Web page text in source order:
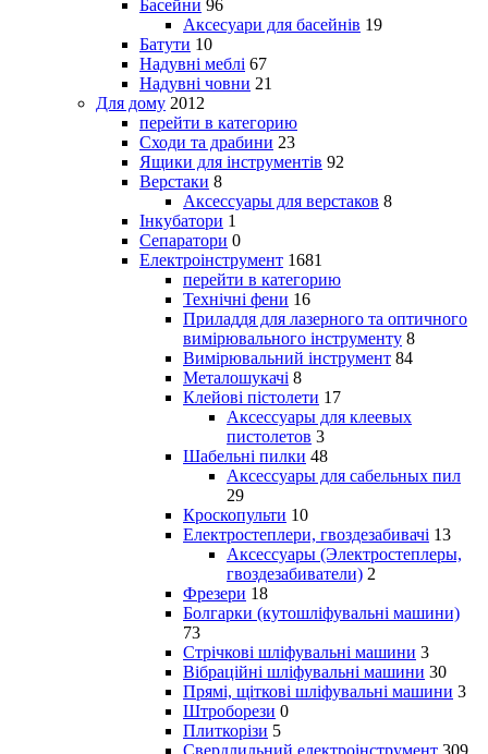
Басейни 96
Аксесуари для басейнів 19
Батути 10
Надувні меблі 67
Надувні човни 21
Для дому 2012
перейти в категорию
Сходи та драбини 23
Ящики для інструментів 92
Верстаки 8
Аксессуары для верстаков 8
Інкубатори 1
Сепаратори 0
Електроінструмент 1681
перейти в категорию
Технічні фени 16
Приладдя для лазерного та оптичного
вимірювального інструменту 8
Вимірювальний інструмент 84
Металошукачі 8
Клейові пістолети 17
Аксессуары для клеевых
пистолетов 3
Шабельні пилки 48
Аксессуары для сабельных пил
29
Кроскопульти 10
Електростеплери, гвоздезабивачі 13
Аксессуары (Электростеплеры,
гвоздезабиватели) 2
Фрезери 18
Болгарки (кутошліфувальні машини)
73
Стрічкові шліфувальні машини 3
Вібраційні шліфувальні машини 30
Прямі, щіткові шліфувальні машини 3
Штроборези 0
Плиткорізи 5
Свердлильний електроінструмент 309